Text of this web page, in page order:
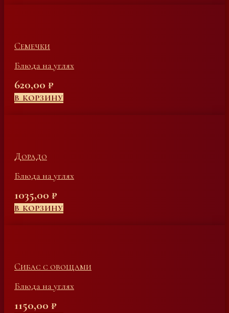
Семечки
Блюда на углях
620,00 ₽
В КОРЗИНУ
Дорадо
Блюда на углях
1035,00 ₽
В КОРЗИНУ
Сибас с овощами
Блюда на углях
1150,00 ₽